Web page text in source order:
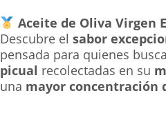
Aceite de Oliva Virgen
Descubre el sabor
pensada para quienes
picual recolectadas en su
una mayor concentración